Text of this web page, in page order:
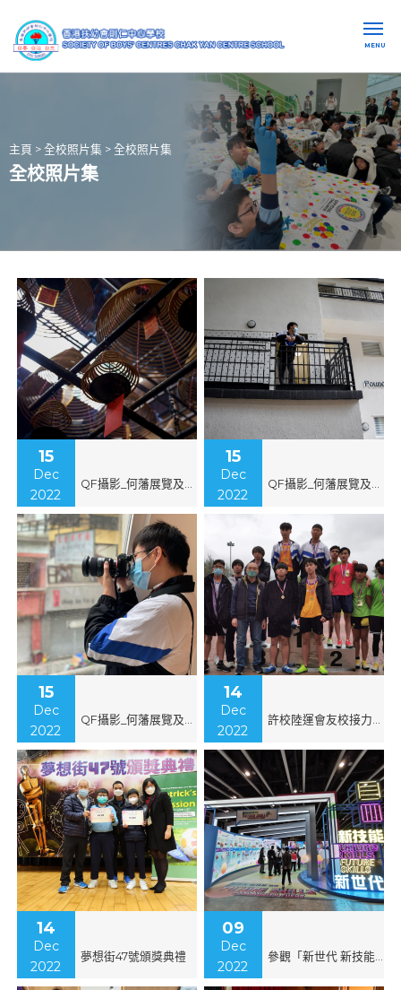
MENU
主頁 > 全校照片集 > 全校照片集
全校照片集
15
Dec
2022
QF攝影_何藩展覽及中上環拍攝活動(符寶誠作品)
15
Dec
2022
QF攝影_何藩展覽及中上環拍攝活動(郭衍宏作品)
15
Dec
2022
QF攝影_何藩展覽及中上環拍攝活動
14
Dec
2022
許校陸運會友校接力邀請賽
14
Dec
2022
夢想街47號頒獎典禮
09
Dec
2022